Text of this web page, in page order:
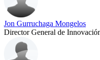
Jon Gurruchaga Mongelos
Director General de